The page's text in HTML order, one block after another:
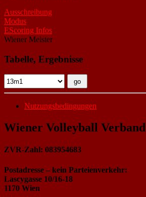
Ausschreibung
Modus
EScoring Infos
Wiener Meister
Tabelle, Ergebnisse
Nutzungsbedingungen
Wiener Volleyball Verband
ZVR-Zahl: 083954683
Postadresse – kein Parteienverkehr:
Lascygasse 10/16-18
1170 Wien